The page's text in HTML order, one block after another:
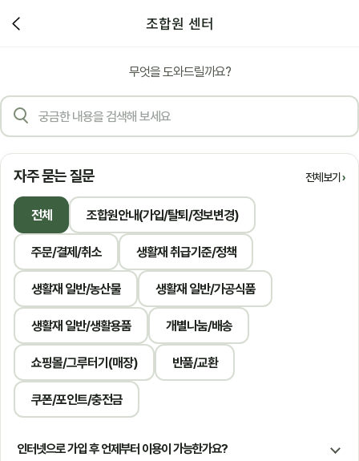
조합원 센터
무엇을 도와드릴까요?
자주 묻는 질문 전체보기
전체 조합원안내(가입/탈퇴/정보변경)
주문/결제/취소 생활재 취급기준/정책
생활재 일반/농산물 생활재 일반/가공식품
생활재 일반/생활용품 개별나눔/배송
쇼핑몰/그루터기(매장) 반품/교환
쿠폰/포인트/충전금
인터넷으로 가입 후 언제부터 이용이 가능한가요?